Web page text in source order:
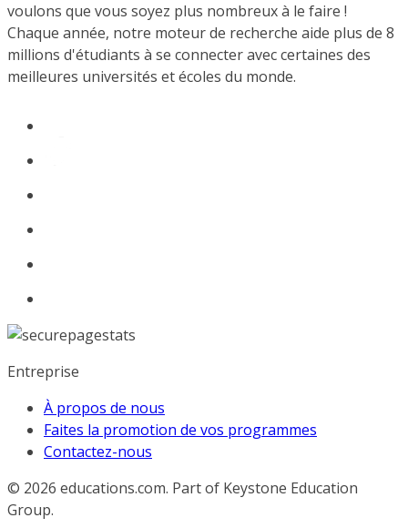
voulons que vous soyez plus nombreux à le faire !
Chaque année, notre moteur de recherche aide plus de 8
millions d'étudiants à se connecter avec certaines des
meilleures universités et écoles du monde.
Entreprise
À propos de nous
Faites la promotion de vos programmes
Contactez-nous
© 2026 educations.com. Part of Keystone Education
Group.